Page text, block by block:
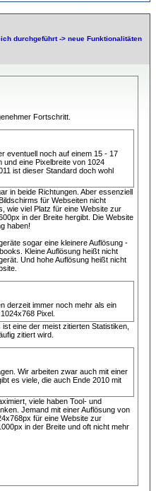
durchgeführt -> neue Funktionalitäten
Fortschritt.
eventuell noch auf einem 15 - 17
und eine Pixelbreite von 1024
ist dieser Standard doch wohl
in beide Richtungen. Aber essenziell
für Webseiten nicht
wie viel Platz für eine Website zur
in der Breite hergibt. Die Website
haben!
sogar eine kleinere Auflösung -
Kleine Auflösung heißt nicht
Und hohe Auflösung heißt nicht
derzeit immer noch mehr als ein
Pixel.
eine der meist zitierten Statistiken,
zitiert wird.
Wir arbeiten zwar auch mit einer
es viele, die auch Ende 2010 mit
viele haben Tool- und
Jemand mit einer Auflösung von
für eine Website zur
in der Breite und oft nicht mehr